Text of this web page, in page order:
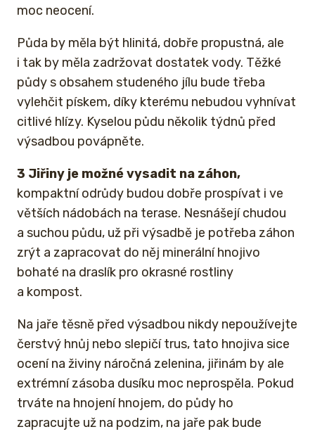
moc neocení.
Půda by měla být hlinitá, dobře propustná, ale
i tak by měla zadržovat dostatek vody. Těžké
půdy s obsahem studeného jílu bude třeba
vylehčit pískem, díky kterému nebudou vyhnívat
citlivé hlízy. Kyselou půdu několik týdnů před
výsadbou povápněte.
3 Jiřiny je možné vysadit na záhon,
kompaktní odrůdy budou dobře prospívat i ve
větších nádobách na terase. Nesnášejí chudou
a suchou půdu, už při výsadbě je potřeba záhon
zrýt a zapracovat do něj minerální hnojivo
bohaté na draslík pro okrasné rostliny
a kompost.
Na jaře těsně před výsadbou nikdy nepoužívejte
čerstvý hnůj nebo slepičí trus, tato hnojiva sice
ocení na živiny náročná zelenina, jiřinám by ale
extrémní zásoba dusíku moc neprospěla. Pokud
trváte na hnojení hnojem, do půdy ho
zapracujte už na podzim, na jaře pak bude